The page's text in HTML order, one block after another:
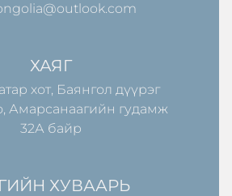
ХАЯГ
хот, Баянгол дүүрэг
Амарсанаагийн гудамж
32А байр
ХУВААРЬ